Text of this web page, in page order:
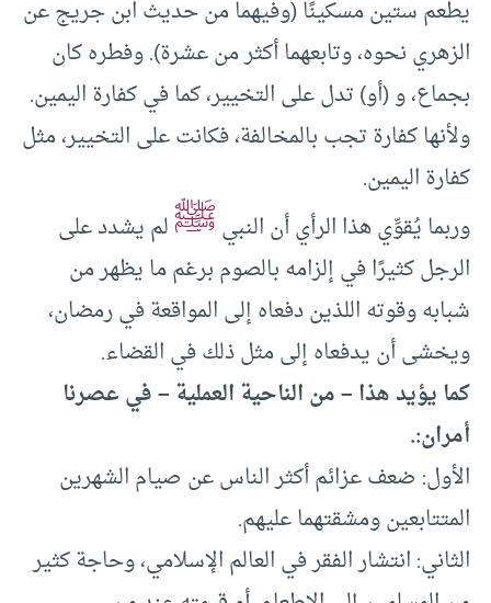
يطعم ستين مسكينًا (وفيهما من حديث ابن جريج عن
الزهري نحوه، وتابعهما أكثر من عشرة). وفطره كان
بجماع، و (أو) تدل على التخيير، كما في كفارة اليمين.
ولأنها كفارة تجب بالمخالفة، فكانت على التخيير، مثل
كفارة اليمين.
وربما يُقوِّي هذا الرأي أن النبيﷺلم يشدد على
الرجل كثيرًا في إلزامه بالصوم برغم ما يظهر من
شبابه وقوته اللذين دفعاه إلى المواقعة في رمضان،
ويخشى أن يدفعاه إلى مثل ذلك في القضاء.
كما يؤيد هذا – من الناحية العملية – في عصرنا
أمران:.
الأول: ضعف عزائم أكثر الناس عن صيام الشهرين
المتتابعين ومشقتهما عليهم.
الثاني: انتشار الفقر في العالم الإسلامي، وحاجة كثير